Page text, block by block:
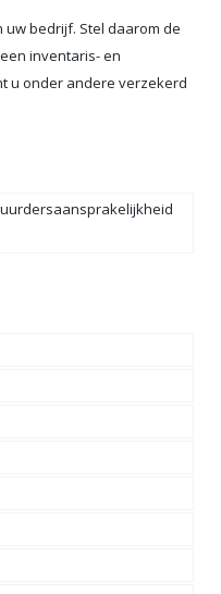
bedrijf. Stel daarom de
inventaris- en
u onder andere verzekerd